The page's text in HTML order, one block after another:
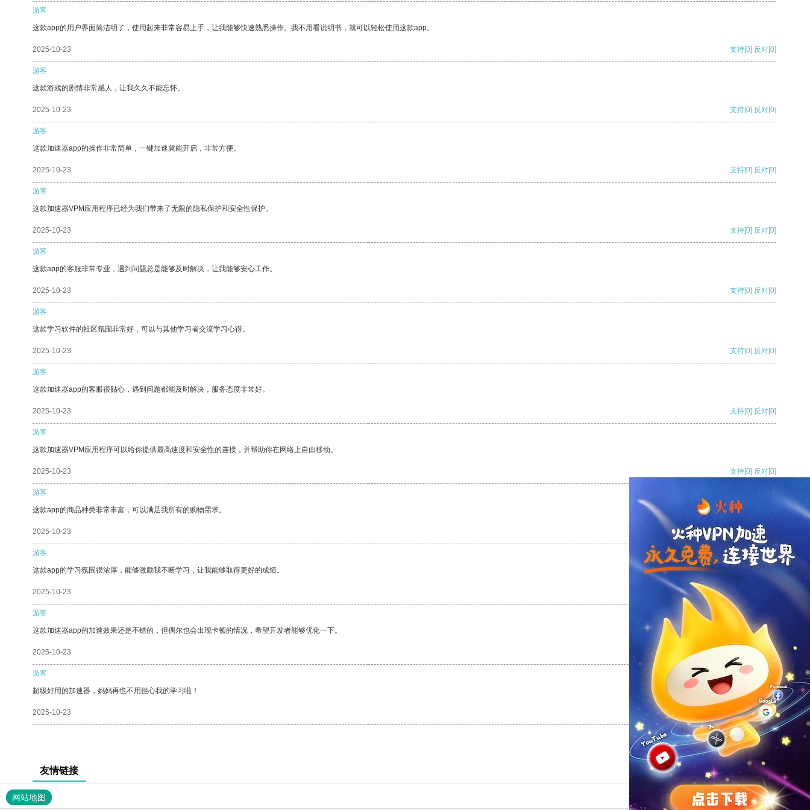
游客
这款app的用户界面简洁明了，使用起来非常容易上手，让我能够快速熟悉操作。我不用看说明书，就可以轻松使用这款app。
2025-10-23 支持[0] 反对[0]
游客
这款游戏的剧情非常感人，让我久久不能忘怀。
2025-10-23 支持[0] 反对[0]
游客
这款加速器app的操作非常简单，一键加速就能开启，非常方便。
2025-10-23 支持[0] 反对[0]
游客
这款加速器VPM应用程序已经为我们带来了无限的隐私保护和安全性保护。
2025-10-23 支持[0] 反对[0]
游客
这款app的客服非常专业，遇到问题总是能够及时解决，让我能够安心工作。
2025-10-23 支持[0] 反对[0]
游客
这款学习软件的社区氛围非常好，可以与其他学习者交流学习心得。
2025-10-23 支持[0] 反对[0]
游客
这款加速器app的客服很贴心，遇到问题都能及时解决，服务态度非常好。
2025-10-23 支持[0] 反对[0]
游客
这款加速器VPM应用程序可以给你提供最高速度和安全性的连接，并帮助你在网络上自由移动。
2025-10-23 支持[0] 反对[0]
游客
这款app的商品种类非常丰富，可以满足我所有的购物需求。
2025-10-23 支持[0] 反对
游客
这款app的学习氛围很浓厚，能够激励我不断学习，让我能够取得更好的成绩。
2025-10-23 支持
游客
这款加速器app的加速效果还是不错的，但偶尔也会出现卡顿的情况，希望开发者能够优化一下。
2025-10-23 反对 [0]
游客
超级好用的加速器，妈妈再也不用担心我的学习啦！
2025-10-23 支持[0] 反对[0]
友情链接
网站地图